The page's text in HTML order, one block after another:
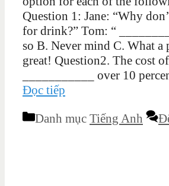
Question 1: Jane: “Why
for drink?” Tom: “
so B. Never mind C. What a
great! Question2. The cost
___________ over 10
Đọc tiếp
Danh mục Tiếng Anh